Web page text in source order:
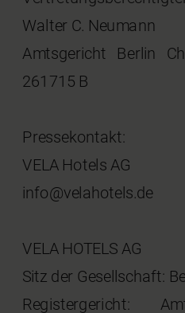
Walter C. Neumann
Amtsgericht Berlin
261715 B
Pressekontakt:
VELA Hotels AG
info@velahotels.de
VELA HOTELS AG
Sitz der Gesellschaft:
Registergericht: